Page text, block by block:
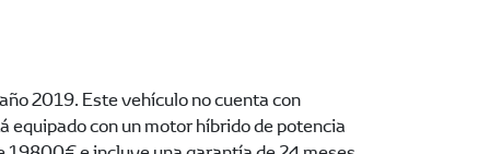
2019. Este vehículo no cuenta con
con un motor híbrido de potencia